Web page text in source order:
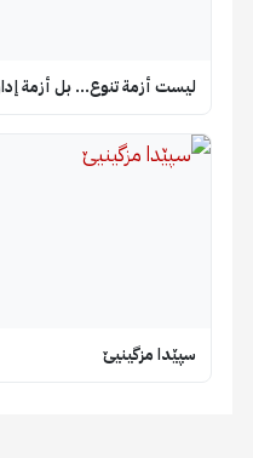
ليست أزمة تنوع… بل أزمة
سپێدا مزگینیێ